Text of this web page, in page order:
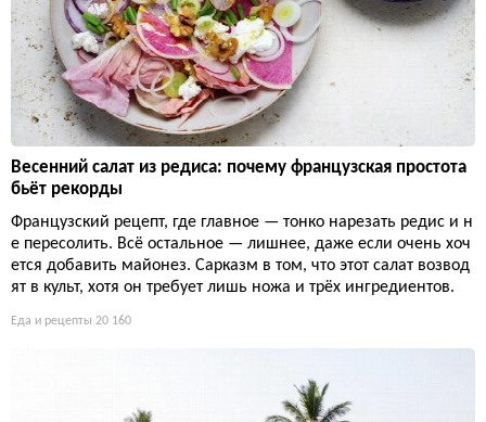
Весенний салат из редиса: почему французская простота
бьёт рекорды
Французский рецепт, где главное — тонко нарезать редис и н
е пересолить. Всё остальное — лишнее, даже если очень хоч
ется добавить майонез. Сарказм в том, что этот салат возвод
ят в культ, хотя он требует лишь ножа и трёх ингредиентов.
Еда и рецепты 20 160